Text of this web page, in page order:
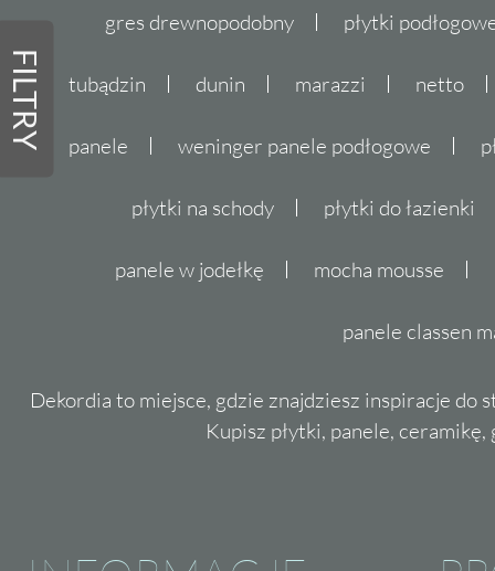
FILTRY
gres drewnopodobny płytki
tubądzin dunin marazzi netto
panele weninger panele podłogowe
płytki na schody płytki do łazienki
panele w jodełkę mocha mousse
panele classen
Dekordia to miejsce, gdzie znajdziesz inspiracje do
Kupisz płytki, panele,